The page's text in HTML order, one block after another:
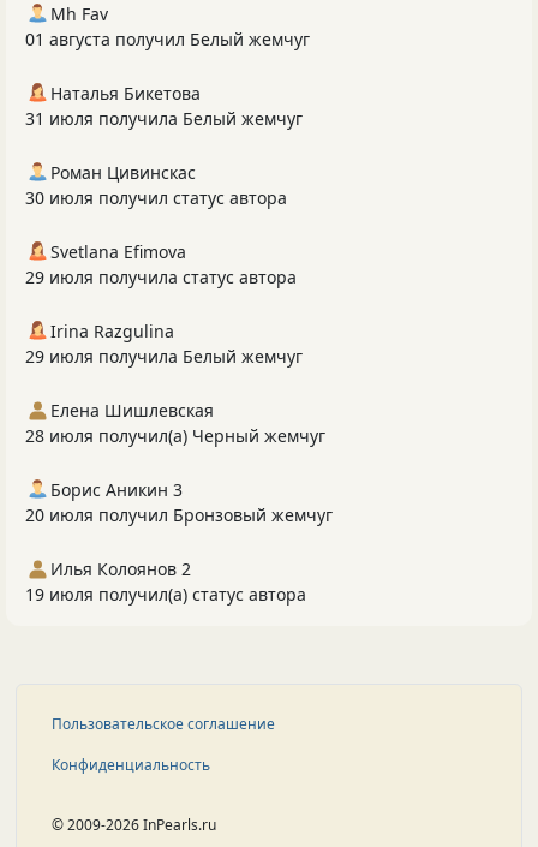
Mh Fav
01 августа получил Белый жемчуг
Наталья Бикетова
31 июля получила Белый жемчуг
Роман Цивинскас
30 июля получил статус автора
Svetlana Efimova
29 июля получила статус автора
Irina Razgulina
29 июля получила Белый жемчуг
Елена Шишлевская
28 июля получил(а) Черный жемчуг
Борис Аникин 3
20 июля получил Бронзовый жемчуг
Илья Колоянов 2
19 июля получил(а) статус автора
Пользовательское соглашение
Конфиденциальность
© 2009-2026 InPearls.ru